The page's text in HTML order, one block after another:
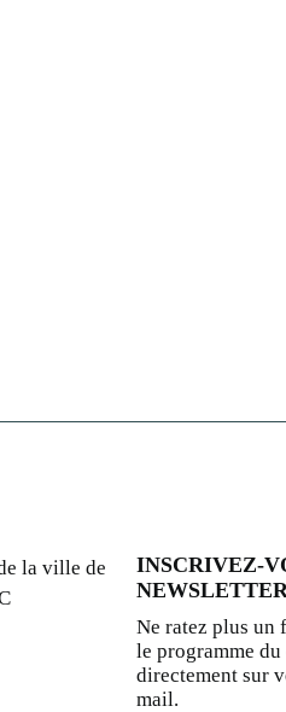
la ville de
INSCRIVEZ-
Ne ratez plus un
le programme du
directement sur
mail.